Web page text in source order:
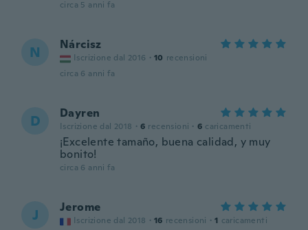
circa 5 anni fa
N Nárcisz
Iscrizione dal 2016 · 10 recensioni
circa 6 anni fa
D Dayren
Iscrizione dal 2018 · 6 recensioni · 6 caricamenti
¡Excelente tamaño, buena calidad, y muy
bonito!
circa 6 anni fa
J Jerome
Iscrizione dal 2018 · 16 recensioni · 1 caricamenti